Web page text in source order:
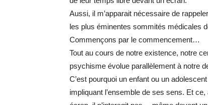
Aussi, il m’apparait nécessaire de
les plus éminentes sommités médicales
Commençons par le commencement…
Tout au cours de notre existence, notre
psychisme évolue parallèlement à notre
C’est pourquoi un enfant ou un
impliquant l’ensemble de ses sens. Et